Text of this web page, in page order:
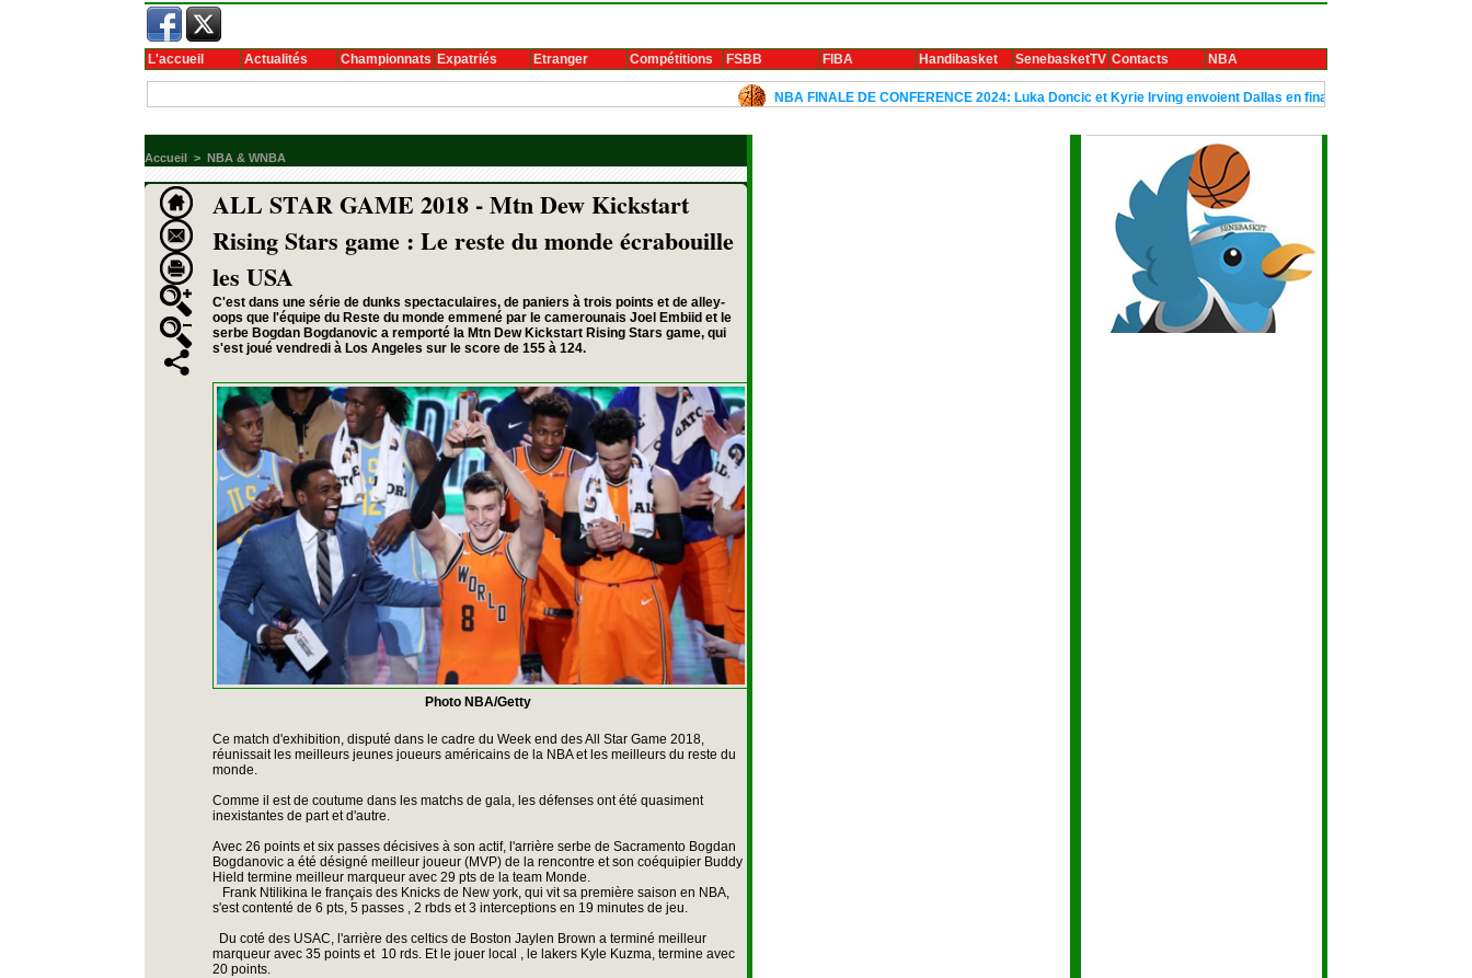
L'accueil Actualités Championnats Expatriés Etranger Compétitions FSBB FIBA Handibasket SenebasketTV Contacts NBA
NBA FINALE DE CONFERENCE 2024: Luka Doncic et Kyrie Irving envoient Dallas en finale
Accueil > NBA & WNBA
ALL STAR GAME 2018 - Mtn Dew Kickstart
Rising Stars game : Le reste du monde écrabouille
les USA
C'est dans une série de dunks spectaculaires, de paniers à trois points et de alley-
oops que l'équipe du Reste du monde emmené par le camerounais Joel Embiid et le
serbe Bogdan Bogdanovic a remporté la Mtn Dew Kickstart Rising Stars game, qui
s'est joué vendredi à Los Angeles sur le score de 155 à 124.
Photo NBA/Getty
Ce match d'exhibition, disputé dans le cadre du Week end des All Star Game 2018,
réunissait les meilleurs jeunes joueurs américains de la NBA et les meilleurs du reste du
monde.
Comme il est de coutume dans les matchs de gala, les défenses ont été quasiment
inexistantes de part et d'autre.
Avec 26 points et six passes décisives à son actif, l'arrière serbe de Sacramento Bogdan
Bogdanovic a été désigné meilleur joueur (MVP) de la rencontre et son coéquipier Buddy
Hield termine meilleur marqueur avec 29 pts de la team Monde.
Frank Ntilikina le français des Knicks de New york, qui vit sa première saison en NBA,
s'est contenté de 6 pts, 5 passes , 2 rbds et 3 interceptions en 19 minutes de jeu.
Du coté des USAC, l'arrière des celtics de Boston Jaylen Brown a terminé meilleur
marqueur avec 35 points et 10 rds. Et le jouer local , le lakers Kyle Kuzma, termine avec
20 points.